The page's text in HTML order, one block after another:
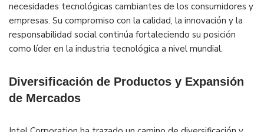
necesidades tecnológicas cambiantes de los consumidores y
empresas. Su compromiso con la calidad, la innovación y la
responsabilidad social continúa fortaleciendo su posición
como líder en la industria tecnológica a nivel mundial.
Diversificación de Productos y Expansión
de Mercados